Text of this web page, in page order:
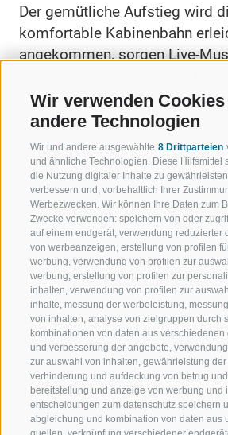
Wir verwenden
andere Technologien
Wir und andere ausgewählte 8 Drittparteien
und ähnliche Technologien. Diese Hilfsmittel
die Nutzung digitaler Inhalte zu
verbessern und, vorbehaltlich Ihrer
Werbezwecken. Wir können Ihre Daten zum
Zwecke verwenden: speichern von oder
auf einem endgerät, verwendung reduzierter
von werbeanzeigen, erstellung von profilen
werbung, verwendung von profilen zur
werbung, erstellung von profilen zur
inhalten, verwendung von profilen zur
inhalte, messung der werbeleistung,
von inhalten, analyse von zielgruppen durch
kombinationen von daten aus
und verbesserung der angebote,
zur auswahl von inhalten, gewährleistung der
verhinderung und aufdeckung von betrug
bereitstellung und anzeige von werbung und
entscheidungen zum datenschutz speichern
abgleichung und kombination von daten aus
Der gemütliche Aufstieg wird
komfortable Kabinenbahn
angekommen, sorgen Live-
Feststimmung. Ob herzhafte
süße Leckereien: Für jeden
etwas dabei!
Informationen
Ort
Rinneralm
Innerratschings 18a, 39040
39040 Wandergebiet Ratschings-
Kontaktinformationen
T+39 335 521 4148
Zur Website